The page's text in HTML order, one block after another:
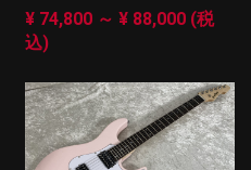
¥ 74,800 ～ ¥ 88,000 (税
込)